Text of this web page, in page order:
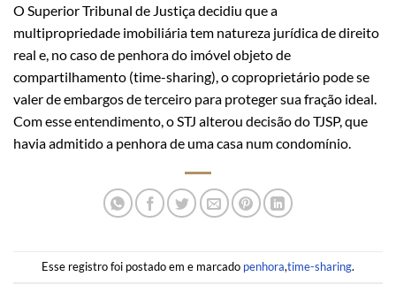
O Superior Tribunal de Justiça decidiu que a
multipropriedade imobiliária tem natureza jurídica de direito
real e, no caso de penhora do imóvel objeto de
compartilhamento (time-sharing), o coproprietário pode se
valer de embargos de terceiro para proteger sua fração ideal.
Com esse entendimento, o STJ alterou decisão do TJSP, que
havia admitido a penhora de uma casa num condomínio.
Esse registro foi postado em e marcado penhora,time-sharing.